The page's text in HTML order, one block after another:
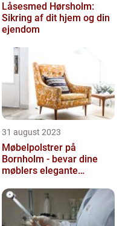
Låsesmed Hørsholm:
Sikring af dit hjem og din
ejendom
31 august 2023
Møbelpolstrer på
Bornholm - bevar dine
møblers elegante